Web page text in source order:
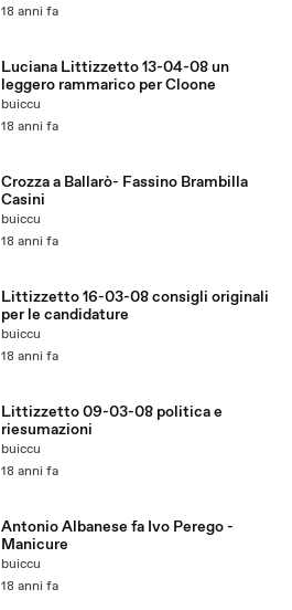
18 anni fa
Luciana Littizzetto 13-04-08 un
leggero rammarico per Cloone
buiccu
18 anni fa
Crozza a Ballarò- Fassino Brambilla
Casini
buiccu
18 anni fa
Littizzetto 16-03-08 consigli originali
per le candidature
buiccu
18 anni fa
Littizzetto 09-03-08 politica e
riesumazioni
buiccu
18 anni fa
Antonio Albanese fa Ivo Perego -
Manicure
buiccu
18 anni fa